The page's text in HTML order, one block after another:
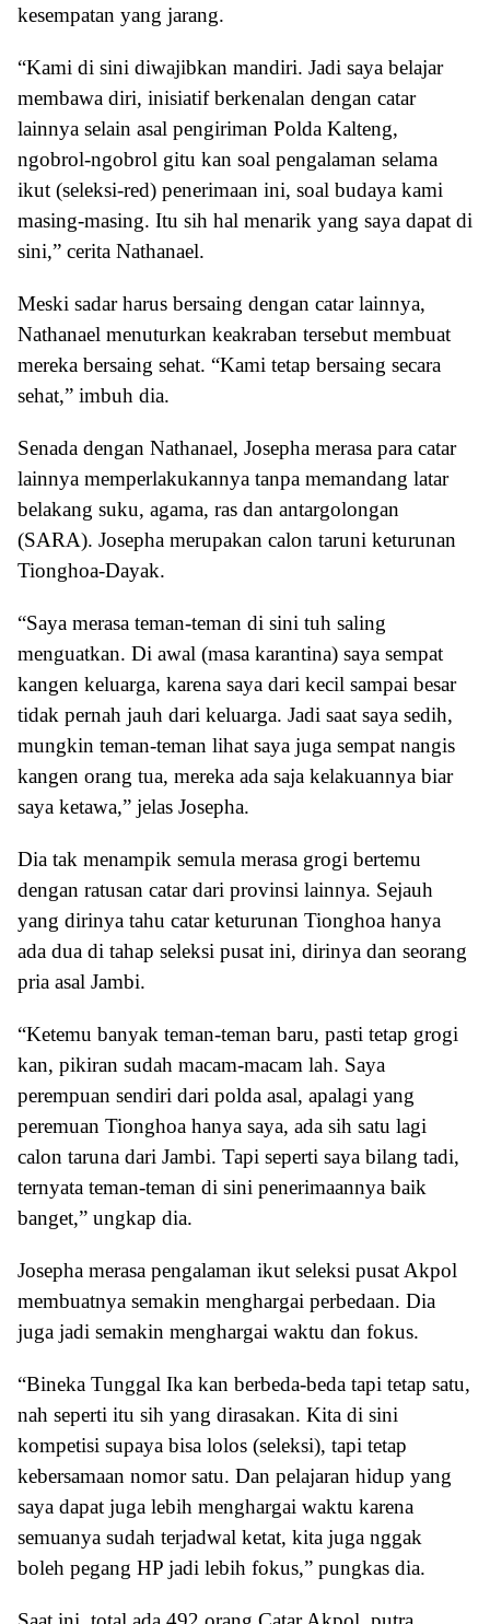
kesempatan yang jarang.
“Kami di sini diwajibkan mandiri. Jadi saya belajar
membawa diri, inisiatif berkenalan dengan catar
lainnya selain asal pengiriman Polda Kalteng,
ngobrol-ngobrol gitu kan soal pengalaman selama
ikut (seleksi-red) penerimaan ini, soal budaya kami
masing-masing. Itu sih hal menarik yang saya dapat di
sini,” cerita Nathanael.
Meski sadar harus bersaing dengan catar lainnya,
Nathanael menuturkan keakraban tersebut membuat
mereka bersaing sehat. “Kami tetap bersaing secara
sehat,” imbuh dia.
Senada dengan Nathanael, Josepha merasa para catar
lainnya memperlakukannya tanpa memandang latar
belakang suku, agama, ras dan antargolongan
(SARA). Josepha merupakan calon taruni keturunan
Tionghoa-Dayak.
“Saya merasa teman-teman di sini tuh saling
menguatkan. Di awal (masa karantina) saya sempat
kangen keluarga, karena saya dari kecil sampai besar
tidak pernah jauh dari keluarga. Jadi saat saya sedih,
mungkin teman-teman lihat saya juga sempat nangis
kangen orang tua, mereka ada saja kelakuannya biar
saya ketawa,” jelas Josepha.
Dia tak menampik semula merasa grogi bertemu
dengan ratusan catar dari provinsi lainnya. Sejauh
yang dirinya tahu catar keturunan Tionghoa hanya
ada dua di tahap seleksi pusat ini, dirinya dan seorang
pria asal Jambi.
“Ketemu banyak teman-teman baru, pasti tetap grogi
kan, pikiran sudah macam-macam lah. Saya
perempuan sendiri dari polda asal, apalagi yang
peremuan Tionghoa hanya saya, ada sih satu lagi
calon taruna dari Jambi. Tapi seperti saya bilang tadi,
ternyata teman-teman di sini penerimaannya baik
banget,” ungkap dia.
Josepha merasa pengalaman ikut seleksi pusat Akpol
membuatnya semakin menghargai perbedaan. Dia
juga jadi semakin menghargai waktu dan fokus.
“Bineka Tunggal Ika kan berbeda-beda tapi tetap satu,
nah seperti itu sih yang dirasakan. Kita di sini
kompetisi supaya bisa lolos (seleksi), tapi tetap
kebersamaan nomor satu. Dan pelajaran hidup yang
saya dapat juga lebih menghargai waktu karena
semuanya sudah terjadwal ketat, kita juga nggak
boleh pegang HP jadi lebih fokus,” pungkas dia.